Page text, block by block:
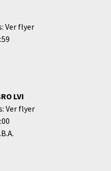
Ver flyer
LVI
Ver flyer